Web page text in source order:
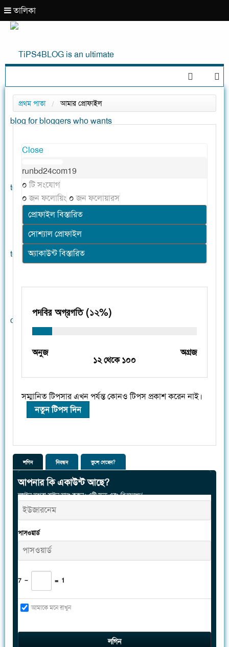
তালিকা
প্রথম পাতা আমার প্রোফাইল
Close
runbd24com19
০টি সংযোগ
০জন ফলোয়িং ০জন ফলোয়ারস
প্রোফাইল বিস্তারিত
সোশ্যাল প্রোফাইল
অ্যাকাউন্ট বিস্তারিত
পদবির অগ্রগতি (১২%)
অনুজ অগ্রজ
১২ থেকে ১০০
সম্মানিত টিপসার এখন পর্যন্ত কোনও টিপস প্রকাশ করেন নাই।
নতুন টিপস দিন
লগিন নিবন্ধন ভুলে গেছেন?
আপনার কি একাউন্ট আছে?
লগইন অথবা সাইন আপ করুন। এটি দ্রুত এবংবিনামূল্যে!
পাসওয়ার্ড
7 − = 1
আমাকে মনে রাখুন